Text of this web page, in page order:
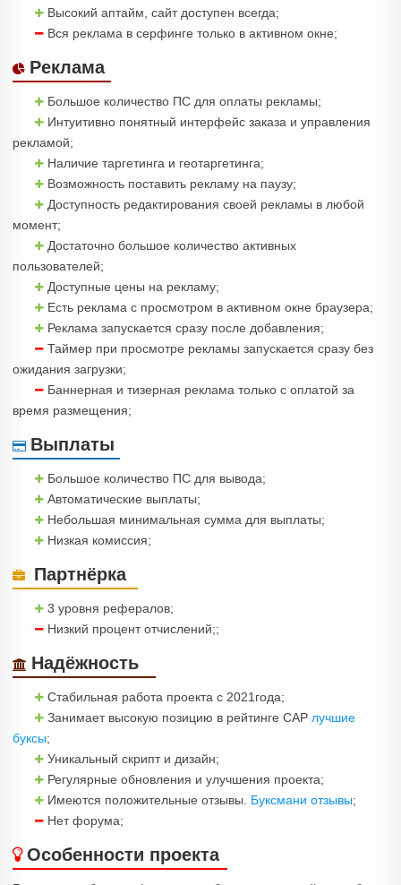
Высокий аптайм, сайт доступен всегда;
Вся реклама в серфинге только в активном окне;
Реклама
Большое количество ПС для оплаты рекламы;
Интуитивно понятный интерфейс заказа и управления
рекламой;
Наличие таргетинга и геотаргетинга;
Возможность поставить рекламу на паузу;
Доступность редактирования своей рекламы в любой
момент;
Достаточно большое количество активных
пользователей;
Доступные цены на рекламу;
Есть реклама с просмотром в активном окне браузера;
Реклама запускается сразу после добавления;
Таймер при просмотре рекламы запускается сразу без
ожидания загрузки;
Баннерная и тизерная реклама только с оплатой за
время размещения;
Выплаты
Большое количество ПС для вывода;
Автоматические выплаты;
Небольшая минимальная сумма для выплаты;
Низкая комиссия;
Партнёрка
3 уровня рефералов;
Низкий процент отчислений;;
Надёжность
Стабильная работа проекта с 2021года;
Занимает высокую позицию в рейтинге САР лучшие
буксы;
Уникальный скрипт и дизайн;
Регулярные обновления и улучшения проекта;
Имеются положительные отзывы. Буксмани отзывы;
Нет форума;
Особенности проекта